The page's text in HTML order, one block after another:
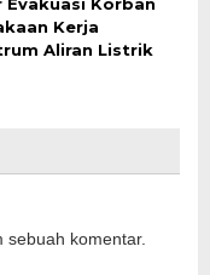
Kerja
Aliran Listrik
sebuah komentar.